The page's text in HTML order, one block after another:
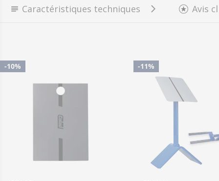
Caractéristiques techniques Avis
-10% -11%